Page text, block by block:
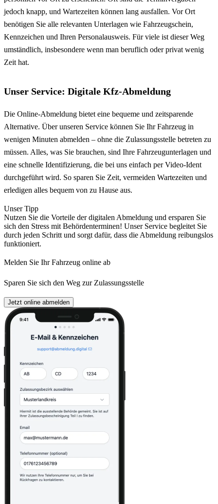
jedoch knapp, und Wartezeiten können lang ausfallen. Vor Ort
benötigen Sie alle relevanten Unterlagen wie Fahrzeugschein,
Kennzeichen und Ihren Personalausweis. Für viele ist dieser Weg
umständlich, insbesondere wenn man beruflich oder privat wenig
Zeit hat.
Unser Service: Digitale Kfz-Abmeldung
Die Online-Abmeldung bietet eine bequeme und zeitsparende
Alternative. Über unseren Service können Sie Ihr Fahrzeug in
wenigen Minuten abmelden – ohne die Zulassungsstelle betreten zu
müssen. Alles, was Sie brauchen, sind Ihre Fahrzeugunterlagen und
eine schnelle Identifizierung, die bei uns einfach per Video-Ident
durchgeführt wird. So sparen Sie Zeit, vermeiden Wartezeiten und
erledigen alles bequem von zu Hause aus.
Unser Tipp
Nutzen Sie die Vorteile der digitalen Abmeldung und ersparen Sie
sich den Stress mit Behördenterminen! Unser Service begleitet Sie
durch jeden Schritt und sorgt dafür, dass die Abmeldung reibungslos
funktioniert.
Melden Sie Ihr Fahrzeug online ab
Sparen Sie sich den Weg zur Zulassungsstelle
Jetzt online abmelden